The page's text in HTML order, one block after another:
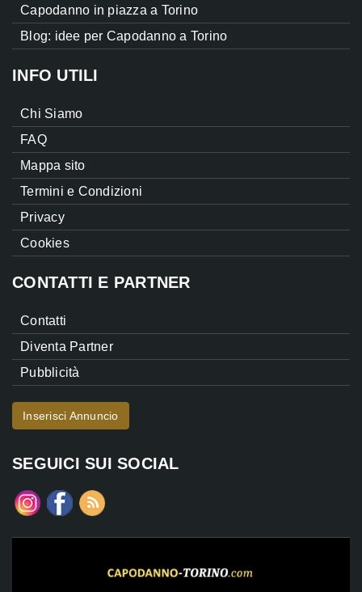
Capodanno in piazza a Torino
Blog: idee per Capodanno a Torino
INFO UTILI
Chi Siamo
FAQ
Mappa sito
Termini e Condizioni
Privacy
Cookies
CONTATTI E PARTNER
Contatti
Diventa Partner
Pubblicità
Inserisci Annuncio
SEGUICI SUI SOCIAL